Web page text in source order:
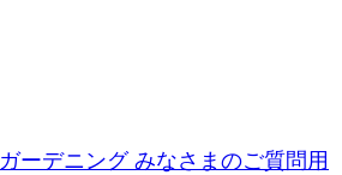
ガーデニング みなさまのご質問用